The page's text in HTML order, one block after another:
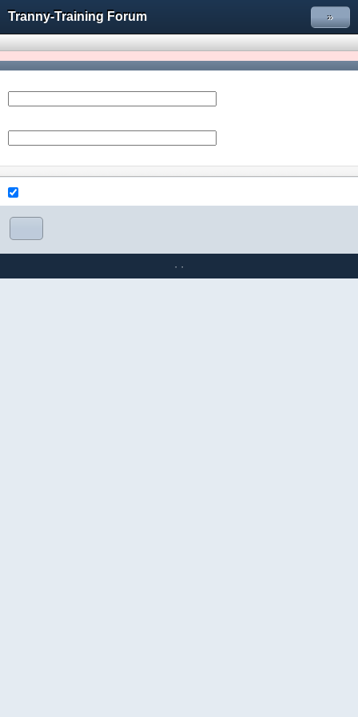
Tranny-Training Forum »
· ·